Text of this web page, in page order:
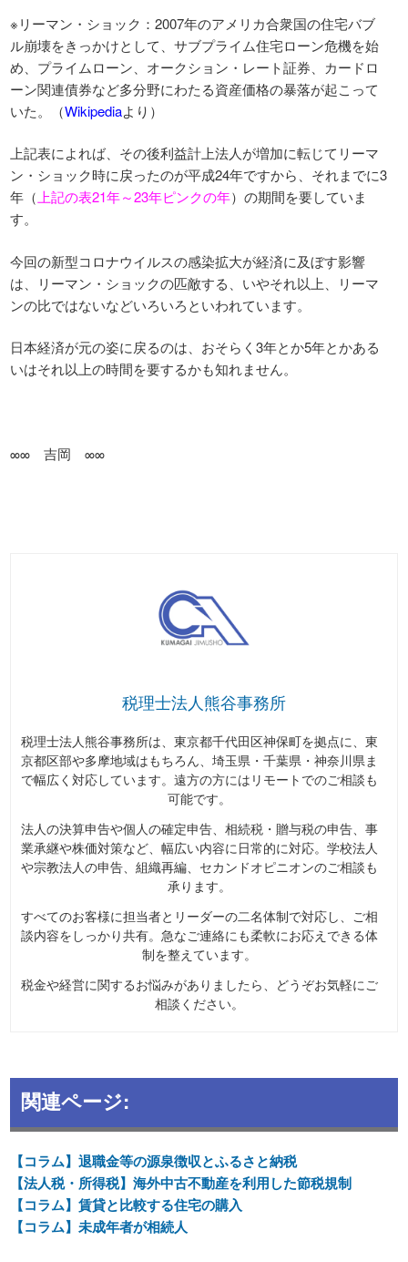
※リーマン・ショック：2007年のアメリカ合衆国の住宅バブ
ル崩壊をきっかけとして、サブプライム住宅ローン危機を始
め、プライムローン、オークション・レート証券、カードロ
ーン関連債券など多分野にわたる資産価格の暴落が起こって
いた。（Wikipediaより）
上記表によれば、その後利益計上法人が増加に転じてリーマ
ン・ショック時に戻ったのが平成24年ですから、それまでに3
年（上記の表21年～23年ピンクの年）の期間を要していま
す。
今回の新型コロナウイルスの感染拡大が経済に及ぼす影響
は、リーマン・ショックの匹敵する、いやそれ以上、リーマ
ンの比ではないなどいろいろといわれています。
日本経済が元の姿に戻るのは、おそらく3年とか5年とかある
いはそれ以上の時間を要するかも知れません。
∞∞ 吉岡 ∞∞
税理士法人熊谷事務所
税理士法人熊谷事務所は、東京都千代田区神保町を拠点に、東
京都区部や多摩地域はもちろん、埼玉県・千葉県・神奈川県ま
で幅広く対応しています。遠方の方にはリモートでのご相談も
可能です。
法人の決算申告や個人の確定申告、相続税・贈与税の申告、事
業承継や株価対策など、幅広い内容に日常的に対応。学校法人
や宗教法人の申告、組織再編、セカンドオピニオンのご相談も
承ります。
すべてのお客様に担当者とリーダーの二名体制で対応し、ご相
談内容をしっかり共有。急なご連絡にも柔軟にお応えできる体
制を整えています。
税金や経営に関するお悩みがありましたら、どうぞお気軽にご
相談ください。
関連ページ:
【コラム】退職金等の源泉徴収とふるさと納税
【法人税・所得税】海外中古不動産を利用した節税規制
【コラム】賃貸と比較する住宅の購入
【コラム】未成年者が相続人